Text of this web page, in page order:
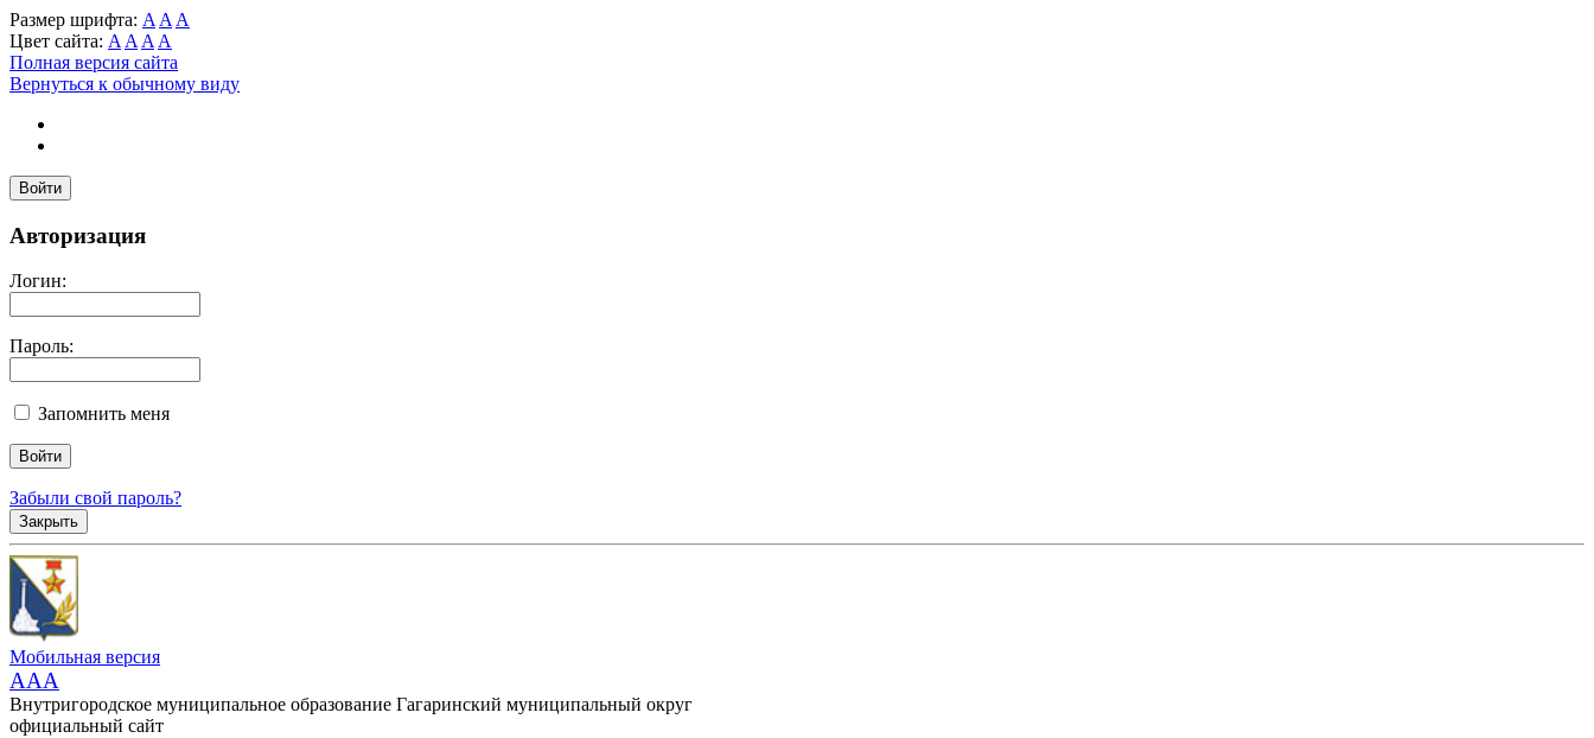
Размер шрифта: A A A
Цвет сайта: A A A A
Полная версия сайта
Вернуться к обычному виду
Войти
Авторизация
Логин:
Пароль:
Запомнить меня
Забыли свой пароль?
Закрыть
Мобильная версия
AAA
Внутригородское муниципальное образование Гагаринский муниципальный округ
официальный сайт